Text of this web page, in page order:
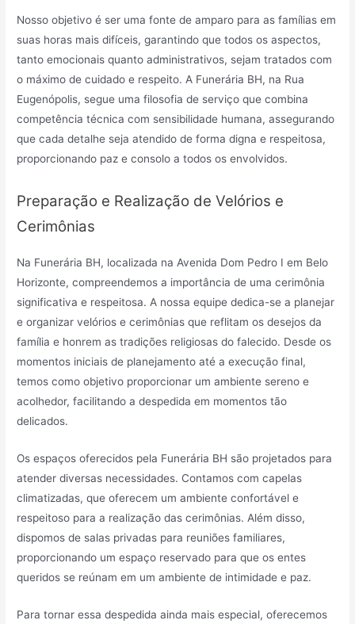
Nosso objetivo é ser uma fonte de amparo para as famílias em
suas horas mais difíceis, garantindo que todos os aspectos,
tanto emocionais quanto administrativos, sejam tratados com
o máximo de cuidado e respeito. A Funerária BH, na Rua
Eugenópolis, segue uma filosofia de serviço que combina
competência técnica com sensibilidade humana, assegurando
que cada detalhe seja atendido de forma digna e respeitosa,
proporcionando paz e consolo a todos os envolvidos.
Preparação e Realização de Velórios e
Cerimônias
Na Funerária BH, localizada na Avenida Dom Pedro I em Belo
Horizonte, compreendemos a importância de uma cerimônia
significativa e respeitosa. A nossa equipe dedica-se a planejar
e organizar velórios e cerimônias que reflitam os desejos da
família e honrem as tradições religiosas do falecido. Desde os
momentos iniciais de planejamento até a execução final,
temos como objetivo proporcionar um ambiente sereno e
acolhedor, facilitando a despedida em momentos tão
delicados.
Os espaços oferecidos pela Funerária BH são projetados para
atender diversas necessidades. Contamos com capelas
climatizadas, que oferecem um ambiente confortável e
respeitoso para a realização das cerimônias. Além disso,
dispomos de salas privadas para reuniões familiares,
proporcionando um espaço reservado para que os entes
queridos se reúnam em um ambiente de intimidade e paz.
Para tornar essa despedida ainda mais especial, oferecemos